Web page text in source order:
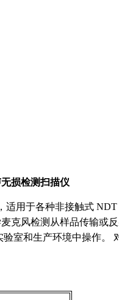
损检测扫描仪
用于各种非接触式
风检测从样品传输或
室和生产环境中操作。